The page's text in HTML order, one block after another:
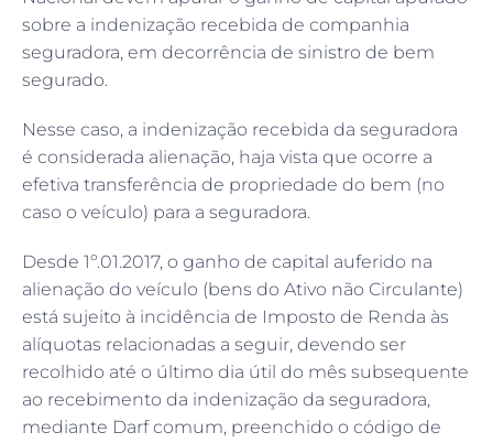
sobre a indenização recebida de companhia
seguradora, em decorrência de sinistro de bem
segurado.
Nesse caso, a indenização recebida da seguradora
é considerada alienação, haja vista que ocorre a
efetiva transferência de propriedade do bem (no
caso o veículo) para a seguradora.
Desde 1º.01.2017, o ganho de capital auferido na
alienação do veículo (bens do Ativo não Circulante)
está sujeito à incidência de Imposto de Renda às
alíquotas relacionadas a seguir, devendo ser
recolhido até o último dia útil do mês subsequente
ao recebimento da indenização da seguradora,
mediante Darf comum, preenchido o código de